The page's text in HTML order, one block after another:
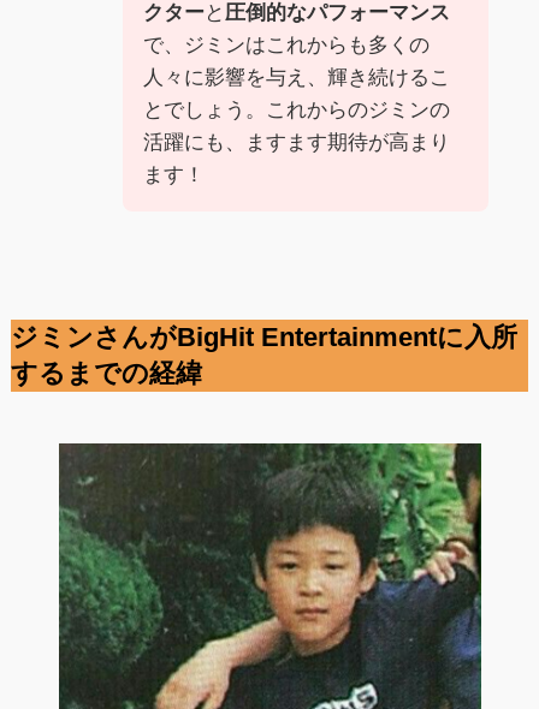
クターと圧倒的なパフォーマンス
で、ジミンはこれからも多くの
人々に影響を与え、輝き続けるこ
とでしょう。これからのジミンの
活躍にも、ますます期待が高まり
ます！
ジミンさんがBigHit Entertainmentに入所
するまでの経緯